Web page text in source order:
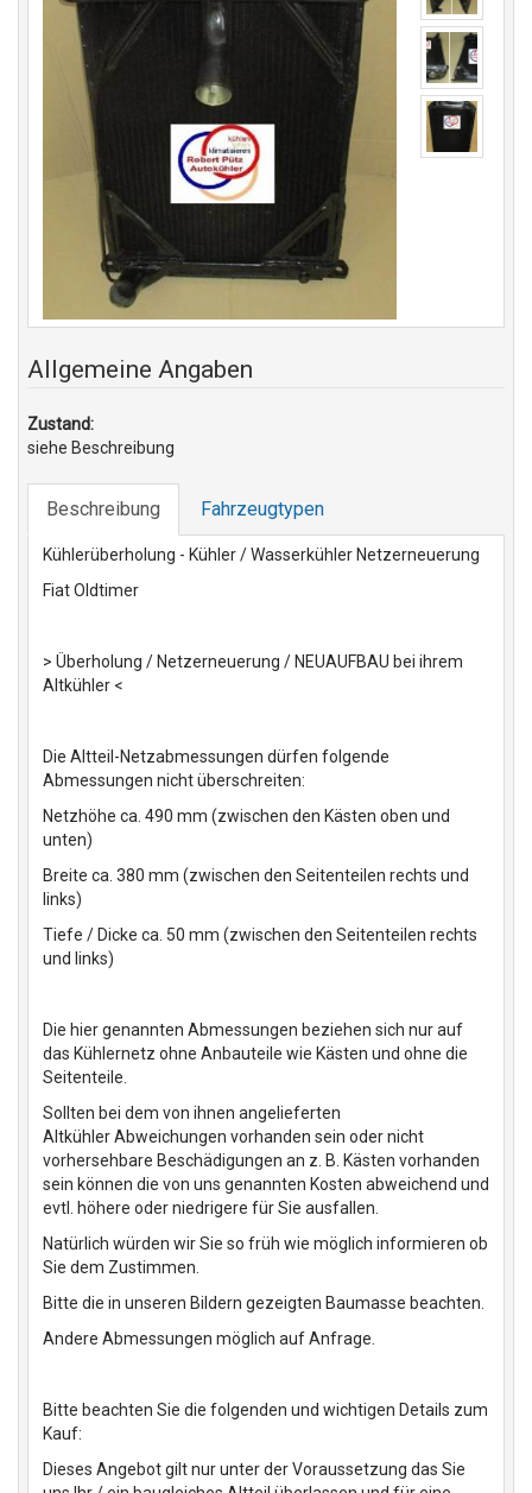
Allgemeine Angaben
Zustand:
siehe Beschreibung
Beschreibung Fahrzeugtypen
Kühlerüberholung - Kühler / Wasserkühler Netzerneuerung
Fiat Oldtimer
> Überholung / Netzerneuerung / NEUAUFBAU bei ihrem
Altkühler <
Die Altteil-Netzabmessungen dürfen folgende
Abmessungen nicht überschreiten:
Netzhöhe ca. 490 mm (zwischen den Kästen oben und
unten)
Breite ca. 380 mm (zwischen den Seitenteilen rechts und
links)
Tiefe / Dicke ca. 50 mm (zwischen den Seitenteilen rechts
und links)
Die hier genannten Abmessungen beziehen sich nur auf
das Kühlernetz ohne Anbauteile wie Kästen und ohne die
Seitenteile.
Sollten bei dem von ihnen angelieferten
Altkühler Abweichungen vorhanden sein oder nicht
vorhersehbare Beschädigungen an z. B. Kästen vorhanden
sein können die von uns genannten Kosten abweichend und
evtl. höhere oder niedrigere für Sie ausfallen.
Natürlich würden wir Sie so früh wie möglich informieren ob
Sie dem Zustimmen.
Bitte die in unseren Bildern gezeigten Baumasse beachten.
Andere Abmessungen möglich auf Anfrage.
Bitte beachten Sie die folgenden und wichtigen Details zum
Kauf:
Dieses Angebot gilt nur unter der Voraussetzung das Sie